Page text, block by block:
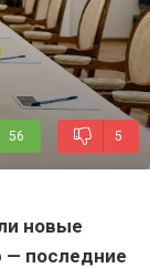
56 5
новые
— последние